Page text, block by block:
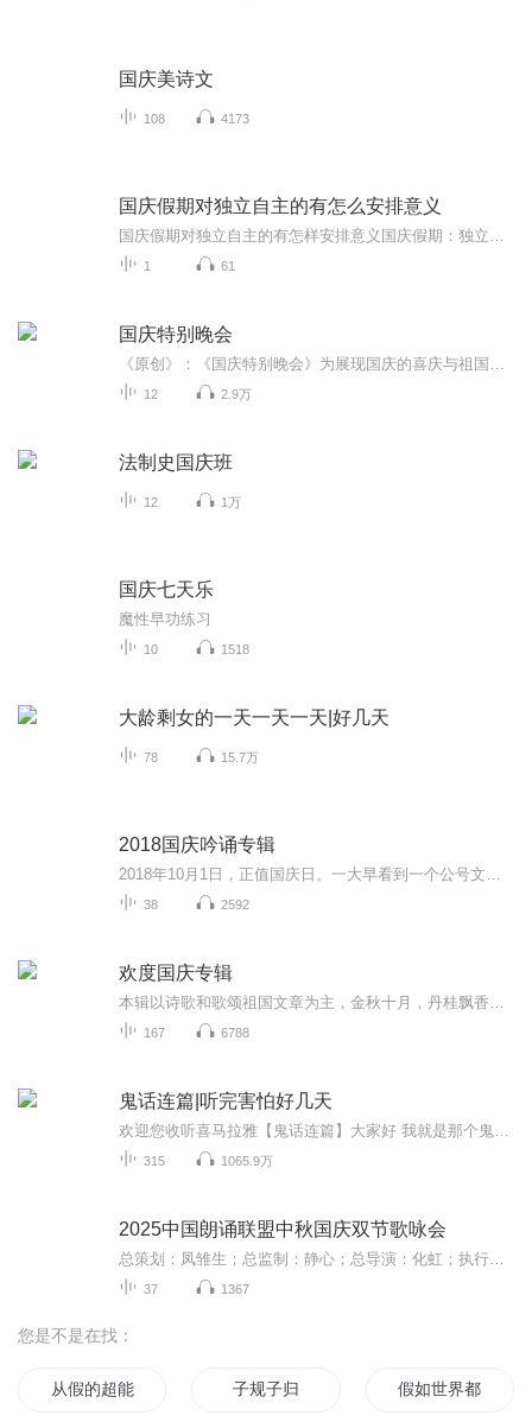
国庆美诗文
108 4173
国庆假期对独立自主的有怎么安排意义
1 61
国庆特别晚会
12 2.9万
法制史国庆班
12 1万
国庆七天乐
魔性早功练习
10 1518
大龄剩女的一天一天一天|好几天
78 15.7万
2018国庆吟诵专辑
38 2592
欢度国庆专辑
167 6788
鬼话连篇|听完害怕好几天
315 1065.9万
2025中国朗诵联盟中秋国庆双节歌咏会
37 1367
您是不是在找：
从假的超能力节目开始 子规子归 假如世界都被设定